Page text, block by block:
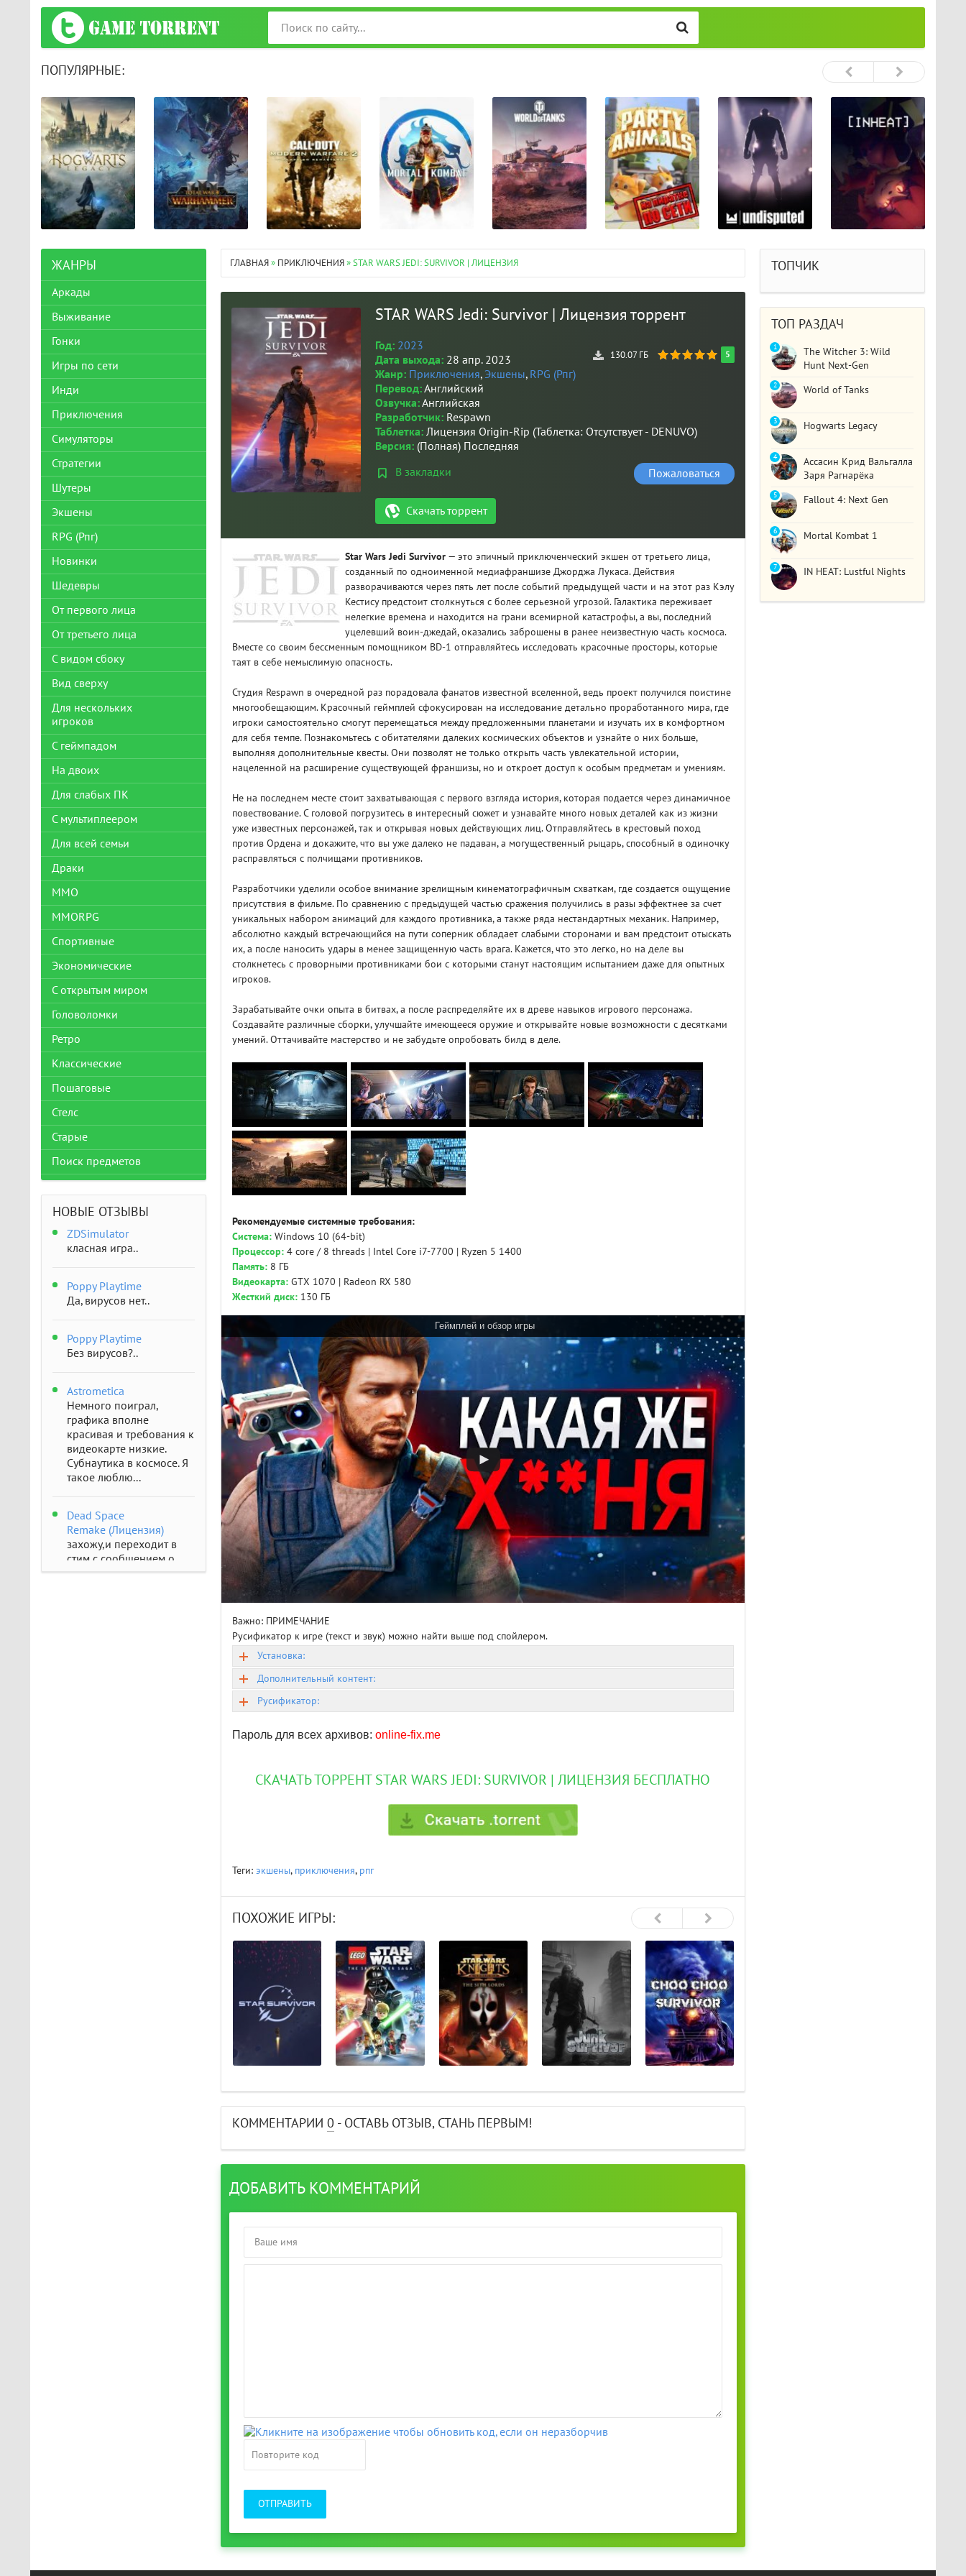
ПОПУЛЯРНЫЕ:
ГЛАВНАЯ» ПРИКЛЮЧЕНИЯ» STAR WARS JEDI: SURVIVOR | ЛИЦЕНЗИЯ
STAR WARS Jedi: Survivor | Лицензия торрент
5
130.07 ГБ
Год: 2023
Дата выхода:28 апр. 2023
Жанр: Приключения, Экшены, RPG (Рпг)
Перевод:Английский
Озвучка:Английская
Разработчик:Respawn
Таблетка:Лицензия Origin-Rip (Таблетка: Отсутствует - DENUVO)
Версия:(Полная) Последняя
В закладки
Пожаловаться
Скачать торрент
Star Wars Jedi Survivor— это эпичный приключенческий экшен от третьего лица,
созданный по одноименной медиафраншизе Джорджа Лукаса. Действия
разворачиваются через пять лет после событий предыдущей части и на этот раз Кэлу
Кестису предстоит столкнуться с более серьезной угрозой. Галактика переживает
нелегкие времена и находится на грани всемирной катастрофы, а вы, последний
уцелевший воин-джедай, оказались заброшены в ранее неизвестную часть космоса.
Вместе со своим бессменным помощником BD-1 отправляйтесь исследовать красочные просторы, которые
таят в себе немыслимую опасность.
Студия Respawn в очередной раз порадовала фанатов известной вселенной, ведь проект получился поистине
многообещающим. Красочный геймплей сфокусирован на исследование детально проработанного мира, где
игроки самостоятельно смогут перемещаться между предложенными планетами и изучать их в комфортном
для себя темпе. Познакомьтесь с обитателями далеких космических объектов и узнайте о них больше,
выполняя дополнительные квесты. Они позволят не только открыть часть увлекательной истории,
нацеленной на расширение существующей франшизы, но и откроет доступ к особым предметам и умениям.
Не на последнем месте стоит захватывающая с первого взгляда история, которая подается через динамичное
повествование. С головой погрузитесь в интересный сюжет и узнавайте много новых деталей как из жизни
уже известных персонажей, так и открывая новых действующих лиц. Отправляйтесь в крестовый поход
против Ордена и докажите, что вы уже далеко не падаван, а могущественный рыцарь, способный в одиночку
расправляться с полчищами противников.
Разработчики уделили особое внимание зрелищным кинематографичным схваткам, где создается ощущение
присутствия в фильме. По сравнению с предыдущей частью сражения получились в разы эффектнее за счет
уникальных набором анимаций для каждого противника, а также ряда нестандартных механик. Например,
абсолютно каждый встречающийся на пути соперник обладает слабыми сторонами и вам предстоит отыскать
их, а после наносить удары в менее защищенную часть врага. Кажется, что это легко, но на деле вы
столкнетесь с проворными противниками бои с которыми станут настоящим испытанием даже для опытных
игроков.
Зарабатывайте очки опыта в битвах, а после распределяйте их в древе навыков игрового персонажа.
Создавайте различные сборки, улучшайте имеющееся оружие и открывайте новые возможности с десятками
умений. Оттачивайте мастерство и не забудьте опробовать билд в деле.
Рекомендуемые системные требования:
Система:Windows 10 (64-bit)
Процессор:4 core / 8 threads | Intel Core i7-7700 | Ryzen 5 1400
Память:8 ГБ
Видеокарта:GTX 1070 | Radeon RX 580
Жесткий диск:130 ГБ
Геймплей и обзор игры
Важно: ПРИМЕЧАНИЕ
Русификатор к игре (текст и звук) можно найти выше под спойлером.
Установка:
Дополнительный контент:
Русификатор:
Пароль для всех архивов: online-fix.me
СКАЧАТЬ ТОРРЕНТ STAR WARS JEDI: SURVIVOR | ЛИЦЕНЗИЯ БЕСПЛАТНО
Теги: экшены, приключения, рпг
ПОХОЖИЕ ИГРЫ:
КОММЕНТАРИИ 0 - ОСТАВЬ ОТЗЫВ, СТАНЬ ПЕРВЫМ!
ДОБАВИТЬ КОММЕНТАРИЙ
ОТПРАВИТЬ
ЖАНРЫ
Аркады
Выживание
Гонки
Игры по сети
Инди
Приключения
Симуляторы
Стратегии
Шутеры
Экшены
RPG (Рпг)
Новинки
Шедевры
От первого лица
От третьего лица
С видом сбоку
Вид сверху
Для нескольких
игроков
С геймпадом
На двоих
Для слабых ПК
С мультиплеером
Для всей семьи
Драки
ММО
MMORPG
Спортивные
Экономические
С открытым миром
Головоломки
Ретро
Классические
Пошаговые
Стелс
Старые
Поиск предметов
НОВЫЕ ОТЗЫВЫ
ZDSimulator
класная игра..
Poppy Playtime
Да, вирусов нет..
Poppy Playtime
Без вирусов?..
Astrometica
Немного поиграл,
графика вполне
красивая и требования к
видеокарте низкие.
Субнаутика в космосе. Я
такое люблю...
Dead Space
Remake (Лицензия)
захожу,и переходит в
стим с сообщением о
отсутствии..
ТОПЧИК
ТОП РАЗДАЧ
The Witcher 3: Wild
Hunt Next-Gen
1
World of Tanks
2
Hogwarts Legacy
3
Ассасин Крид Вальгалла
Заря Рагнарёка
4
Fallout 4: Next Gen
5
Mortal Kombat 1
6
IN HEAT: Lustful Nights
7